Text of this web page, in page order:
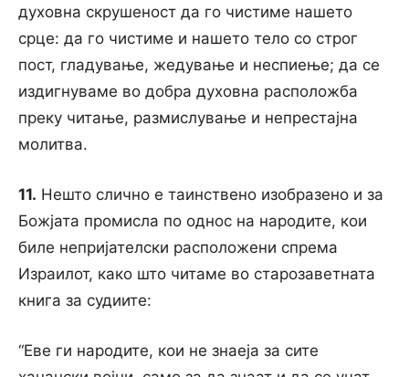
духовна скрушеност да го чистиме нашето
срце: да го чистиме и нашето тело co строг
пост, гладување, жедување и неспиење; да се
издигнуваме во добра духовна расположба
преку читање, размислување и непрестајна
молитва.
11. Нешто слично e таинствено изобразено и за
Божјата промисла по однос на народите, кои
биле непријателски расположени спрема
Израилот, како што читаме во старозаветната
книга за судиите:
“Еве ги народите, кои не знаеја за сите